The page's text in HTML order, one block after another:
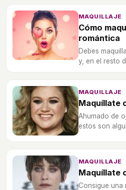
MAQUILLAJE
Cómo
romántica
Debes
y, en el resto
MAQUILLAJE
Maquíllate
Ahumado de
estos son
MAQUILLAJE
Maquíllate
Consigue una